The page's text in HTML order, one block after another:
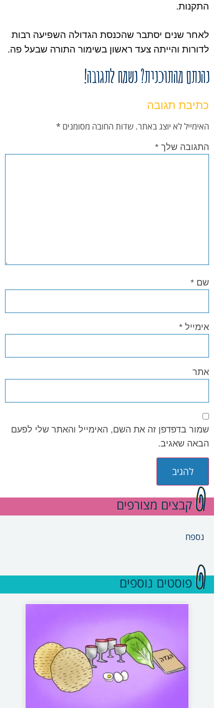
התקנות.
לאחר שנים יסתבר שהכנסת הגדולה השפיעה רבות
לדורות והייתה צעד ראשון בשימור התורה שבעל פה.
נהנתם מהתוכנית? נשמח לתגובה!
כתיבת תגובה
האימייל לא יוצג באתר. שדות החובה מסומנים *
התגובה שלך *
שם *
אימייל *
אתר
שמור בדפדפן זה את השם, האימייל והאתר שלי לפעם
הבאה שאגיב.
קבצים מצורפים
נספח
פוסטים נוספים